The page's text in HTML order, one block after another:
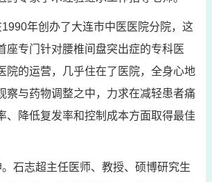
年创办了大连市中医医院分院，这
座专门针对腰椎间盘突出症的专科医
院的运营，几乎住在了医院，全身心地
察与药物调整之中，力求在减轻患者痛
、降低复发率和控制成本方面取得最佳
石志超主任医师、教授、硕博研究生